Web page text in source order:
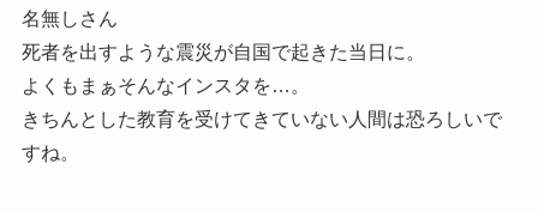
名無しさん
死者を出すような震災が自国で起きた当日に。
よくもまぁそんなインスタを…。
きちんとした教育を受けてきていない人間は恐ろしいで
すね。